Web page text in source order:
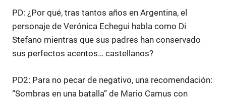
PD: ¿Por qué, tras tantos años en Argentina, el
personaje de Verónica Echegui habla como Di
Stefano mientras que sus padres han conservado
sus perfectos acentos… castellanos?
PD2: Para no pecar de negativo, una recomendación:
“Sombras en una batalla” de Mario Camus con